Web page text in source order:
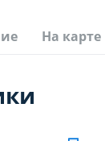
На карте